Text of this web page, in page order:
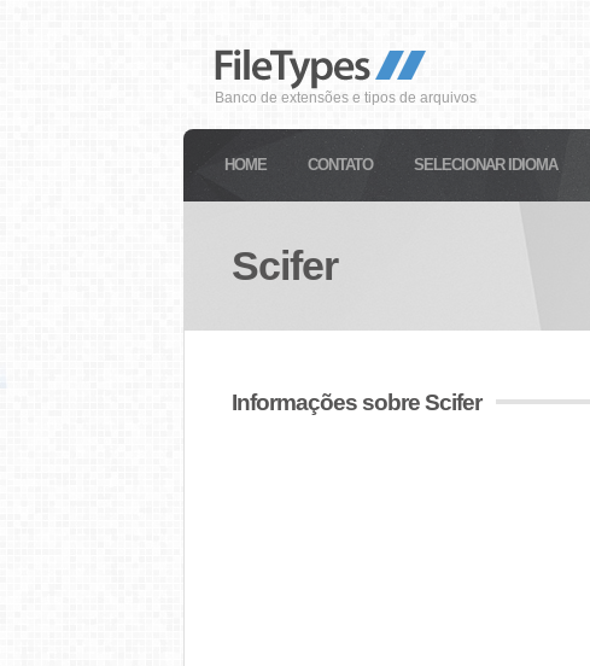
Banco de extensões e tipos de arquivos
HOME CONTATO SELECIONAR IDIOMA
Scifer
Informações sobre Scifer